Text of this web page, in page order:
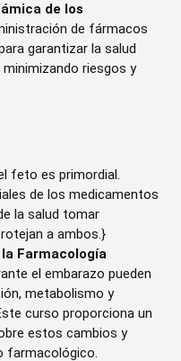
de los
de fármacos
garantizar la salud
riesgos y
feto es primordial.
de los medicamentos
la salud tomar
a ambos.}
Farmacología
el embarazo pueden
metabolismo y
curso proporciona un
estos cambios y
farmacológico.